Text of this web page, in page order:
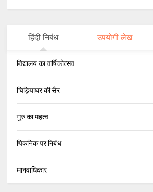
हिंदी निबंध उपयोगी लेख
विद्यालय का वार्षिकोत्सव
चिड़ियाघर की सैर
गुरु का महत्व
पिकनिक पर निबंध
मानवाधिकार